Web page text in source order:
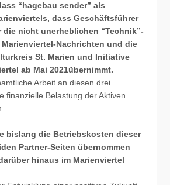
“hagebau sender” als
dass Geschäftsführer
die nicht unerheblichen “Technik”-
Nachrichten und die
St. Marien und Initiative
ab Mai 2021übernimmt.
Arbeit an diesen drei
finanzielle Belastung der Aktiven
bislang die Betriebskosten dieser
Partner-Seiten übernommen
hinaus im Marienviertel